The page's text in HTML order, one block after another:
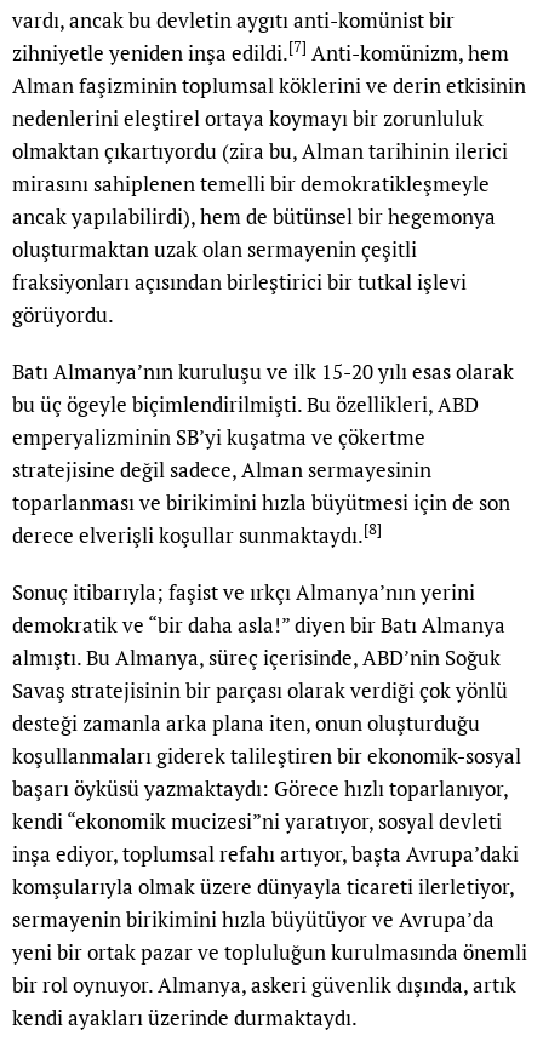
vardı, ancak bu devletin aygıtı anti-komünist bir
zihniyetle yeniden inşa edildi.[7] Anti-komünizm, hem
Alman faşizminin toplumsal köklerini ve derin etkisinin
nedenlerini eleştirel ortaya koymayı bir zorunluluk
olmaktan çıkartıyordu (zira bu, Alman tarihinin ilerici
mirasını sahiplenen temelli bir demokratikleşmeyle
ancak yapılabilirdi), hem de bütünsel bir hegemonya
oluşturmaktan uzak olan sermayenin çeşitli
fraksiyonları açısından birleştirici bir tutkal işlevi
görüyordu.
Batı Almanya’nın kuruluşu ve ilk 15-20 yılı esas olarak
bu üç ögeyle biçimlendirilmişti. Bu özellikleri, ABD
emperyalizminin SB’yi kuşatma ve çökertme
stratejisine değil sadece, Alman sermayesinin
toparlanması ve birikimini hızla büyütmesi için de son
derece elverişli koşullar sunmaktaydı.[8]
Sonuç itibarıyla; faşist ve ırkçı Almanya’nın yerini
demokratik ve “bir daha asla!” diyen bir Batı Almanya
almıştı. Bu Almanya, süreç içerisinde, ABD’nin Soğuk
Savaş stratejisinin bir parçası olarak verdiği çok yönlü
desteği zamanla arka plana iten, onun oluşturduğu
koşullanmaları giderek talileştiren bir ekonomik-sosyal
başarı öyküsü yazmaktaydı: Görece hızlı toparlanıyor,
kendi “ekonomik mucizesi”ni yaratıyor, sosyal devleti
inşa ediyor, toplumsal refahı artıyor, başta Avrupa’daki
komşularıyla olmak üzere dünyayla ticareti ilerletiyor,
sermayenin birikimini hızla büyütüyor ve Avrupa’da
yeni bir ortak pazar ve topluluğun kurulmasında önemli
bir rol oynuyor. Almanya, askeri güvenlik dışında, artık
kendi ayakları üzerinde durmaktaydı.